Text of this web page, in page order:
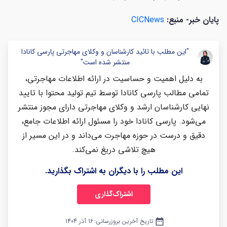
پایان خبر- منبع: CICNews
"این مطلب با تائید کارشناسان و وکلای مهاجرتی پارسی کانادا
منتشر شده است"
به دلیل اهمیت و حساسیت در ارائه اطلاعات مهاجرتی،
تمامی مطالب پارسی کانادا توسط تیم تولید محتوا با تایید
نهایی کارشناسان ارشد و وکلای مهاجرتی دارای مجوز منتشر
می‌شود. پارسی کانادا خود را مسئول ارائه اطلاعات جامع،
دقیق و درست در حوزه مهاجرت می‌داند و در این مسیر از
هیچ تلاشی دریغ نمی‌کند.
این مطلب را با دیگران به اشتراک بگذارید.
اشتراک‌گذاری
date_range تاریخ آخرین بروزرسانی:16 آذر 1404